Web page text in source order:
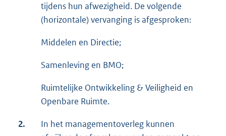
tijdens hun afwezigheid. De volgende
(horizontale) vervanging is afgesproken:
Middelen en Directie;
Samenleving en BMO;
Ruimtelijke Ontwikkeling & Veiligheid en
Openbare Ruimte.
2.
In het managementoverleg kunnen